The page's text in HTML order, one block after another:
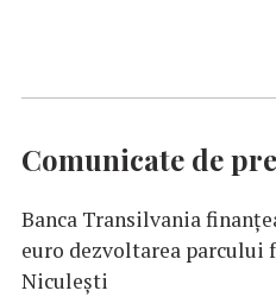
Comunicate de
Banca Transilvania
euro dezvoltarea parcului
Niculești